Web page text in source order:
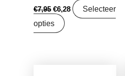
€7,95 €6,28
Selecteer
opties